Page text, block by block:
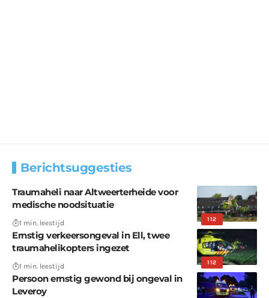
Berichtsuggesties
112
Traumaheli naar Altweerterheide voor
medische noodsituatie
1 min. leestijd
112
Ernstig verkeersongeval in Ell, twee
traumahelikopters ingezet
1 min. leestijd
Persoon ernstig gewond bij ongeval in
Leveroy